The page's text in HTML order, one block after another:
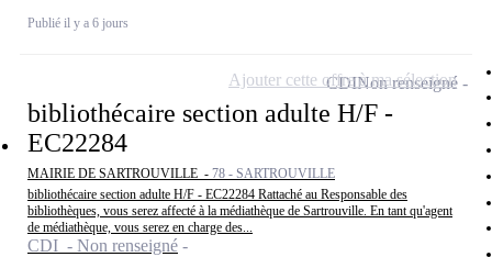
Publié il y a 6 jours
bibliothécaire section adulte H/F -
EC22284
MAIRIE DE SARTROUVILLE - 78 - SARTROUVILLE
bibliothécaire section adulte H/F - EC22284 Rattaché au Responsable des
bibliothèques, vous serez affecté à la médiathèque de Sartrouville. En tant qu'agent
de médiathèque, vous serez en charge des...
CDI - Non renseigné
CDINon renseigné
Ajouter cette offre à ma sélection